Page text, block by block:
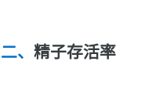
精子存活率